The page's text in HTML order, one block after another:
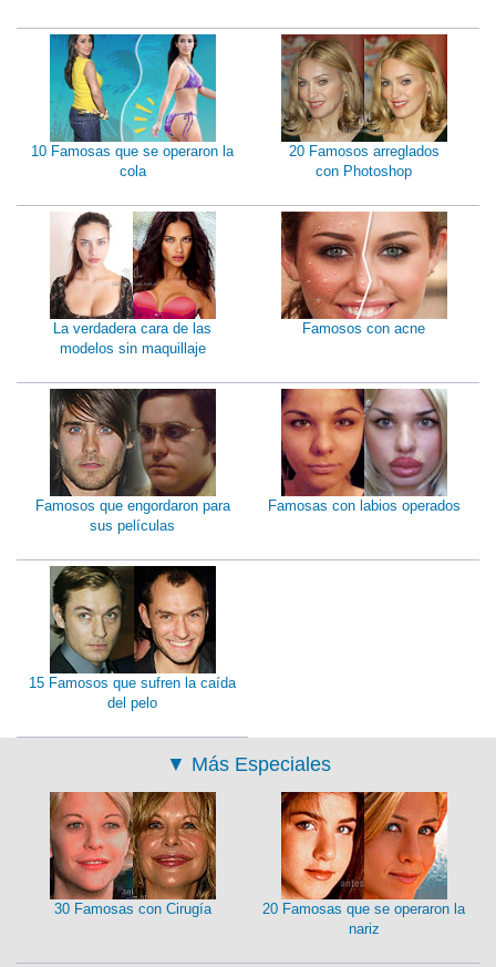
10 Famosas que se operaron la
cola
20 Famosos arreglados
con Photoshop
La verdadera cara de las
modelos sin maquillaje
Famosos con acne
Famosos que engordaron para
sus películas
Famosas con labios operados
15 Famosos que sufren la caída
del pelo
▼ Más Especiales
30 Famosas con Cirugía
20 Famosas que se operaron la
nariz